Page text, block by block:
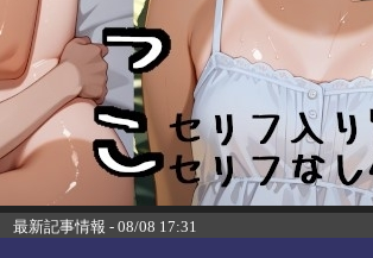
最新記事情報 - 08/08 17:31